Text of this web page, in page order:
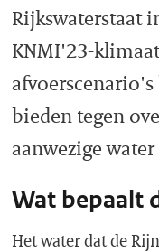
Rijkswaterstaat
KNMI'23-
bieden tegen
aanwezige
Wat bepaalt
Het water dat de